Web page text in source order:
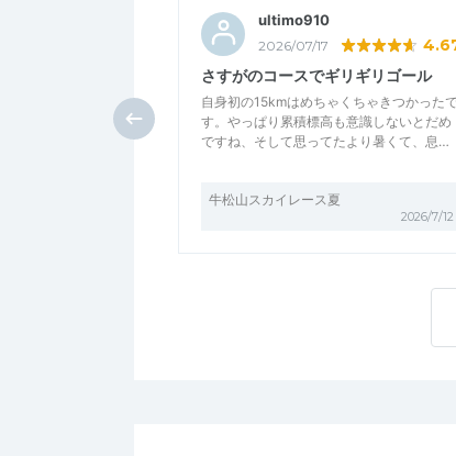
ultimo910
2026/07/17
さすがのコースでギリギリゴール
自身初の15kmはめちゃくちゃきつかった
す。やっぱり累積標高も意識しないとだめ
ですね、そして思ってたより暑くて、息…
牛松山スカイレース夏
2026/7/12